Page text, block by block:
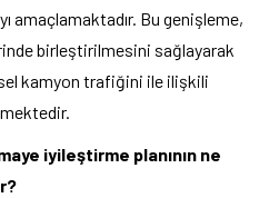
amaçlamaktadır. Bu genişleme,
birleştirilmesini sağlayarak
kamyon trafiğini ile ilişkili
iyileştirme planının ne